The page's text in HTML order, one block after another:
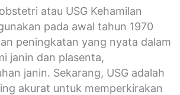
atau USG Kehamilan
pada awal tahun 1970
peningkatan yang nyata dalam
janin dan plasenta,
janin. Sekarang, USG adalah
akurat untuk memperkirakan